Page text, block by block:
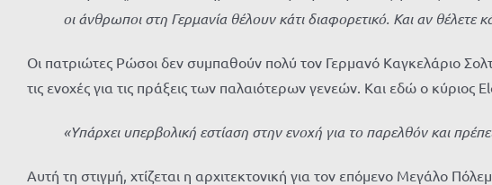
οι άνθρωποι στη Γερμανία θέλουν κάτι διαφορετικό. Και αν θέλετε
Οι πατριώτες Ρώσοι δεν συμπαθούν πολύ τον Γερμανό Καγκελάριο
τις ενοχές για τις πράξεις των παλαιότερων γενεών. Και εδώ ο κύριος
«Υπάρχει υπερβολική εστίαση στην ενοχή για το παρελθόν και
Αυτή τη στιγμή, χτίζεται η αρχιτεκτονική για τον επόμενο Μεγάλο